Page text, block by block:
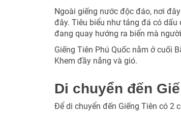
Ngoài giếng nước độc đáo, nơi
đây. Tiêu biểu như tảng đá có
đang quay hướng ra biển mà
Giếng Tiên Phú Quốc nằm ở cuối
Khem đầy nắng và gió.
Di chuyển đến
Để di chuyển đến Giếng Tiên có 2